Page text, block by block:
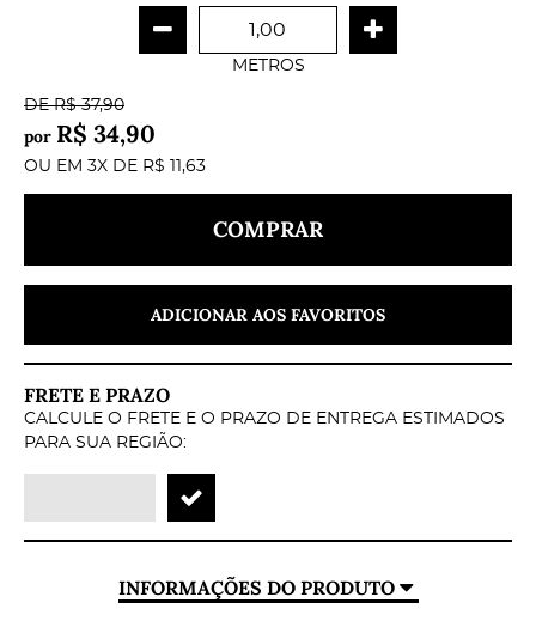
METROS
DE R$ 37,90
por R$ 34,90
OU EM 3X DE R$ 11,63
COMPRAR
ADICIONAR AOS FAVORITOS
FRETE E PRAZO
CALCULE O FRETE E O PRAZO DE ENTREGA ESTIMADOS
PARA SUA REGIÃO:
INFORMAÇÕES DO PRODUTO